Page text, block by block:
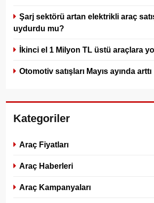
Şarj sektörü artan elektrikli araç
uydurdu mu?
İkinci el 1 Milyon TL üstü araçlara
Otomotiv satışları Mayıs ayında arttı
Kategoriler
Araç Fiyatları
Araç Haberleri
Araç Kampanyaları